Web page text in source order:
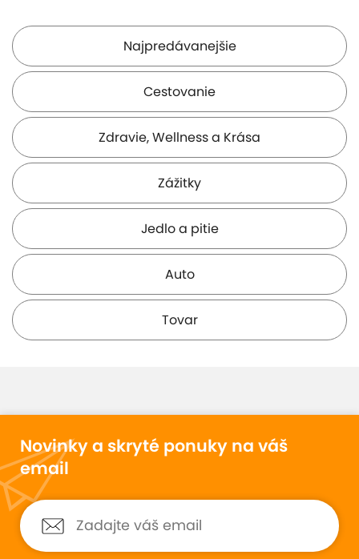
Sad Janka Kráľa
( 5 km )
Dóm sv. Martina
( 5 km )
Bibiana
( 5 km )
Najpredávanejšie
Cestovanie
Zdravie, Wellness a Krása
Zážitky
Jedlo a pitie
Auto
Tovar
Novinky a skryté ponuky na váš
email